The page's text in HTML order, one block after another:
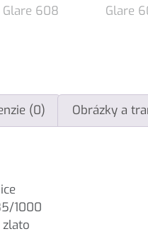
(0) Obrázky a
1000
zlato